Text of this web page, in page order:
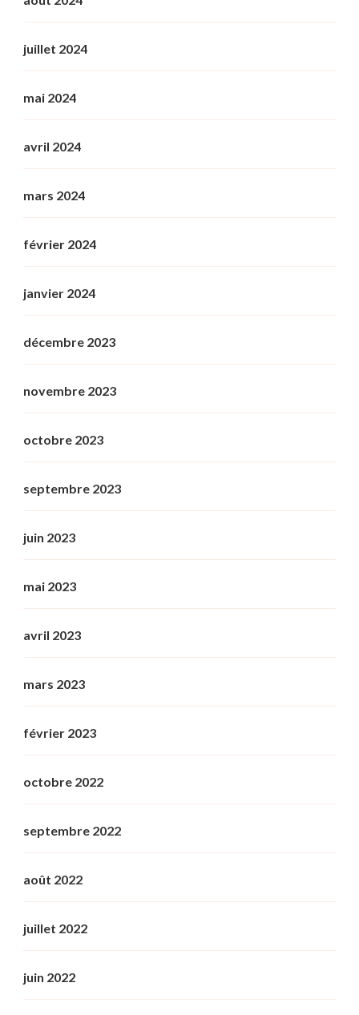
juillet 2024
mai 2024
avril 2024
mars 2024
février 2024
janvier 2024
décembre 2023
novembre 2023
octobre 2023
septembre 2023
juin 2023
mai 2023
avril 2023
mars 2023
février 2023
octobre 2022
septembre 2022
août 2022
juillet 2022
juin 2022